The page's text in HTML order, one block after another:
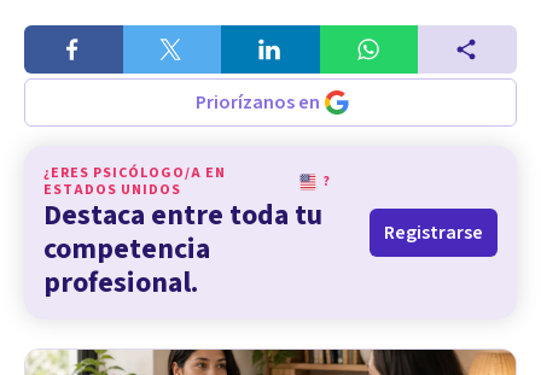
Priorízanos en
¿ERES PSICÓLOGO/A EN
ESTADOS UNIDOS
?
Destaca entre toda tu
competencia
profesional.
Registrarse